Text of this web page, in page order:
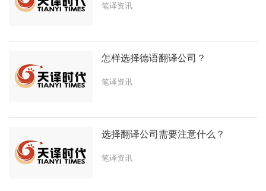
笔译资讯
怎样选择德语翻译公司？
笔译资讯
选择翻译公司需要注意什么？
笔译资讯